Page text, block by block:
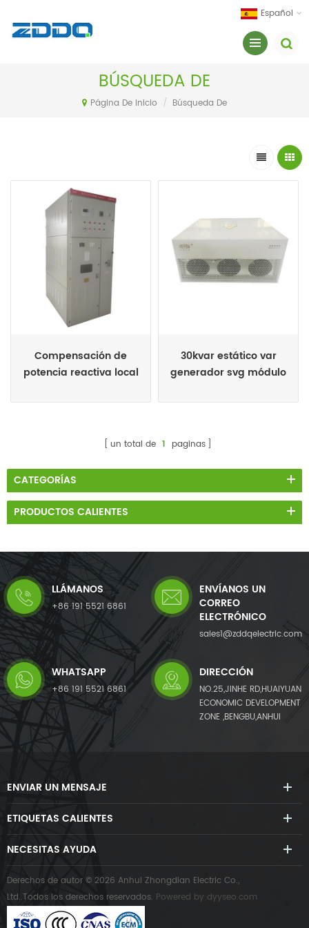
Español
BÚSQUEDA DE
Página De Inicio / Búsqueda De
Compensación de
potencia reactiva local
horno de arco
30kvar estático var
generador svg módulo
un total de 1 paginas
CATEGORÍAS
PRODUCTOS CALIENTES
LLÁMANOS
+86 191 5521 6861
ENVÍANOS UN
CORREO
ELECTRÓNICO
sales1@zddqelectric.com
WHATSAPP
+86 191 5521 6861
DIRECCIÓN
NO.25,JINHE RD,HUAIYUAN
ECONOMIC DEVELOPMENT
ZONE ,BENGBU,ANHUI
ENVIAR UN MENSAJE
ETIQUETAS CALIENTES
NECESITAS AYUDA
Derechos de autor © 2026 Anhui Zhongdian Electric Co.,
Ltd..Todos los derechos reservados. Powered by dyyseo.com